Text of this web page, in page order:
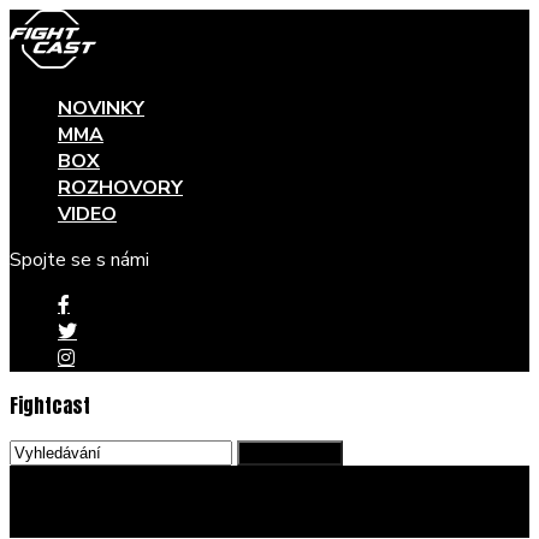
NOVINKY
MMA
BOX
ROZHOVORY
VIDEO
Spojte se s námi
Fightcast